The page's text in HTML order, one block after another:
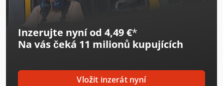
Inzerujte nyní od 4,49 €*
Na vás čeká 11 milionů kupujících
Vložit inzerát nyní